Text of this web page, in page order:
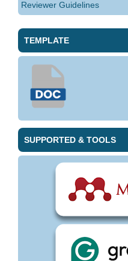
Reviewer Guidelines
TEMPLATE
SUPPORTED & TOOLS